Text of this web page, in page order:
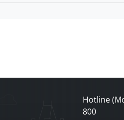
Hotline
800